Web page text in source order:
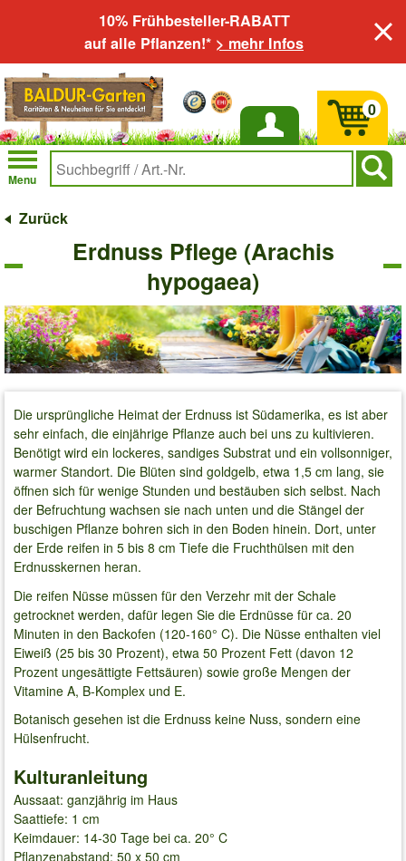
10% Frühbesteller-RABATT
auf alle Pflanzen!* > mehr Infos
Anmelden
Menu
0
Zurück
Erdnuss Pflege (Arachis
hypogaea)
Die ursprüngliche Heimat der Erdnuss ist Südamerika, es ist aber
sehr einfach, die einjährige Pflanze auch bei uns zu kultivieren.
Benötigt wird ein lockeres, sandiges Substrat und ein vollsonniger,
warmer Standort. Die Blüten sind goldgelb, etwa 1,5 cm lang, sie
öffnen sich für wenige Stunden und bestäuben sich selbst. Nach
der Befruchtung wachsen sie nach unten und die Stängel der
buschigen Pflanze bohren sich in den Boden hinein. Dort, unter
der Erde reifen in 5 bis 8 cm Tiefe die Fruchthülsen mit den
Erdnusskernen heran.
Die reifen Nüsse müssen für den Verzehr mit der Schale
getrocknet werden, dafür legen Sie die Erdnüsse für ca. 20
Minuten in den Backofen (120-160° C). Die Nüsse enthalten viel
Eiweiß (25 bis 30 Prozent), etwa 50 Prozent Fett (davon 12
Prozent ungesättigte Fettsäuren) sowie große Mengen der
Vitamine A, B-Komplex und E.
Botanisch gesehen ist die Erdnuss keine Nuss, sondern eine
Hülsenfrucht.
Kulturanleitung
Aussaat: ganzjährig im Haus
Saattiefe: 1 cm
Keimdauer: 14-30 Tage bei ca. 20° C
Pflanzenabstand: 50 x 50 cm